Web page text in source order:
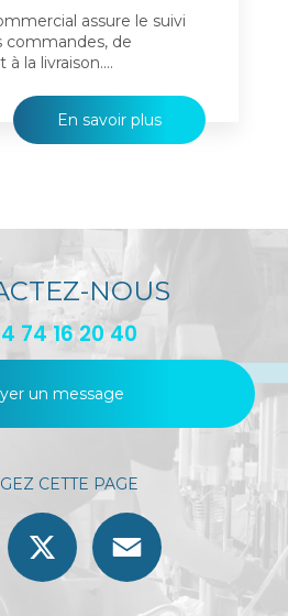
assure le suivi
commandes, de
la livraison....
En savoir plus
NOUS
74 16 20 40
un message
CETTE PAGE
Facebook